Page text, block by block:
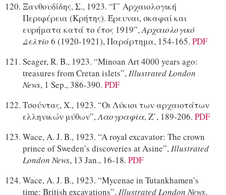
Ξανθουδίδης, Σ., 1923. “Γ΄ Αρχαιολογική
Περιφέρεια (Κρήτης). Έρευναι, σκαφαί και
ευρήματα κατά το έτος 1919”,Αρχαιολογικό
Δελτίο 6 (1920-1921), Παράρτημα, 154-165. PDF
Seager, R. B., 1923. “Minoan Art 4000 years ago:
treasures from Cretan islets”,Illustrated London
News, 1 Sep., 386-390. PDF
Τσούντας, Χ., 1923. “Οι Λύκιοι των αρχαιοτάτων
ελληνικών μύθων”,Λαογραφία, Ζ΄, 189-206. PDF
Wace, A. J. B., 1923. “A royal excavator: The crown
prince of Sweden’s discoveries at Asine”,Illustrated
London News, 13 Jan., 16-18. PDF
Wace, A. J. B., 1923. “Mycenae in Tutankhamen’s
time: British excavations”,Illustrated London News,